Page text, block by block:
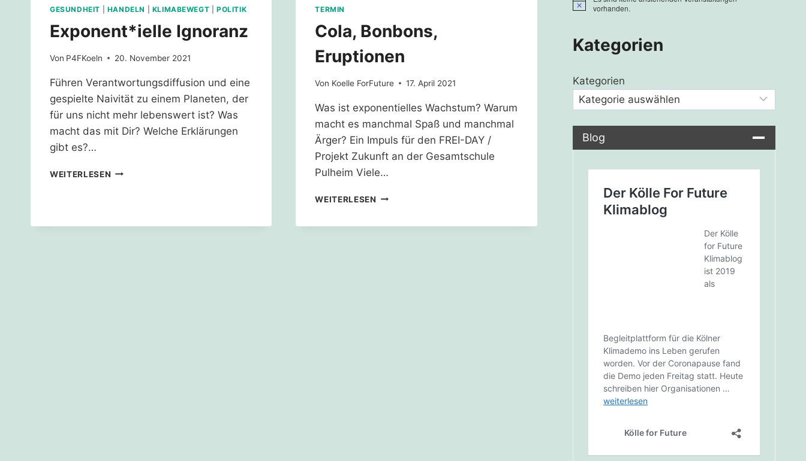
GESUNDHEIT HANDELN KLIMABEWEGT |POLITIK
Exponent*ielle Ignoranz
Von P4FKoeln 20. November 2021
Führen Verantwortungsdiffusion und eine
gespielte Naivität zu einem Planeten, der
für uns nicht mehr lebenswert ist? Was
macht das mit Dir? Welche Erklärungen
gibt es?…
WEITERLESEN EXPONENT*IELLE
TERMIN
Cola, Bonbons,
Eruptionen
Von Koelle ForFuture 17. April 2021
Was ist exponentielles Wachstum? Warum
macht es manchmal Spaß und manchmal
Ärger? Ein Impuls für den FREI-DAY /
Projekt Zukunft an der Gesamtschule
Pulheim Viele…
WEITERLESEN COLA,
Hinweisvorhanden.
Kategorien
Kategorien
Blog